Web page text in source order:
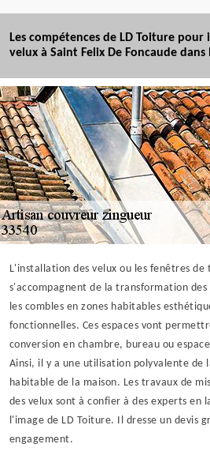
Les compétences de LD Toiture pour
velux à Saint Felix De Foncaude dans
L'installation des velux ou les fenêtres de
s'accompagnent de la transformation des
les combles en zones habitables
fonctionnelles. Ces espaces vont
conversion en chambre, bureau ou
Ainsi, il y a une utilisation polyvalente de
habitable de la maison. Les travaux de
des velux sont à confier à des experts en
l'image de LD Toiture. Il dresse un devis
engagement.